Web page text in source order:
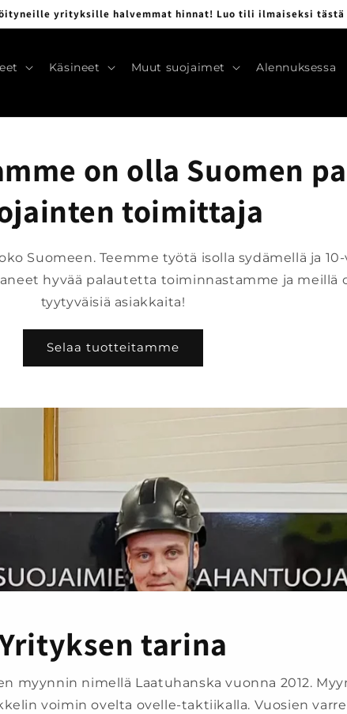
yrityksille halvemmat hinnat! Luo tili ilmaiseksi tästä
Käsineet Muut suojaimet Alennuksessa
on olla Suomen
toimittaja
Suomeen. Teemme työtä isolla sydämellä ja
hyvää palautetta toiminnastamme ja meillä
tyytyväisiä asiakkaita!
Selaa tuotteitamme
tarina
myynnin nimellä Laatuhanska vuonna 2012.
voimin ovelta ovelle-taktiikalla. Vuosien